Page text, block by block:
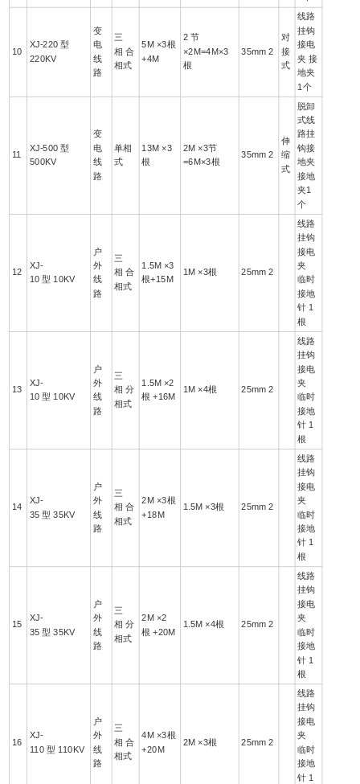
10
XJ-220 型
220KV
变
电
线
路
三
相 合
相式
5M ×3根
+4M
2 节
×2M=4M×3
根
35mm 2
对
接
式
线路
挂钩
接电
夹 接
地夹
1个
11
XJ-500 型
500KV
变
电
线
路
单相
式
13M ×3
根
2M ×3节
=6M×3根
35mm 2
伸
缩
式
脱卸
式线
路挂
钩接
地夹
接地
夹1
个
12
XJ-
10 型 10KV
户
外
线
路
三
相 合
相式
1.5M ×3
根+15M
1M ×3根 25mm 2
线路
挂钩
接电
夹
临时
接地
针 1
根
13
XJ-
10 型 10KV
户
外
线
路
三
相 分
相式
1.5M ×2
根 +16M
1M ×4根 25mm 2
线路
挂钩
接电
夹
临时
接地
针 1
根
14
XJ-
35 型 35KV
户
外
线
路
三
相 合
相式
2M ×3根
+18M
1.5M ×3根 25mm 2
线路
挂钩
接电
夹
临时
接地
针 1
根
15
XJ-
35 型 35KV
户
外
线
路
三
相 分
相式
2M ×2
根 +20M
1.5M ×4根 25mm 2
线路
挂钩
接电
夹
临时
接地
针 1
根
16
XJ-
110 型 110KV
户
外
线
路
三
相 合
相式
4M ×3根
+20M
2M ×3根 25mm 2
线路
挂钩
接电
夹
临时
接地
针 1